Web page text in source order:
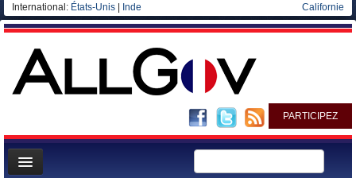
International: États-Unis Inde Californie
PARTICIPEZ